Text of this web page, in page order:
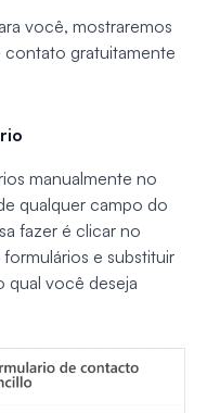
você, mostraremos
contato gratuitamente
manualmente no
qualquer campo do
fazer é clicar no
e substituir
qual você deseja